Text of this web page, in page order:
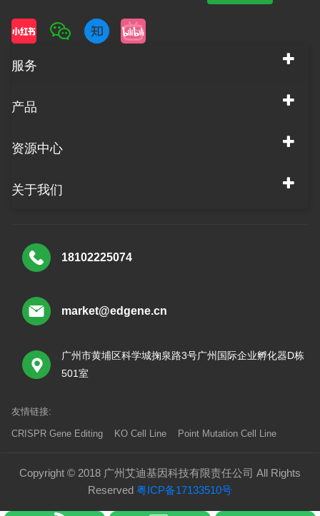
服务
产品
资源中心
关于我们
18102225074
market@edgene.cn
广州市黄埔区科学城掬泉路3号广州国际企业孵化器D栋
501室
友情链接:
CRISPR Gene Editing KO Cell Line Point Mutation Cell Line
Copyright © 2018 广州艾迪基因科技有限责任公司 All Rights
Reserved 粤ICP备17133510号